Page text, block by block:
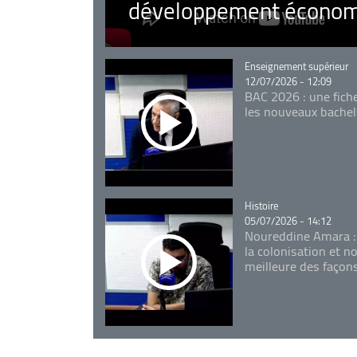
développement
Catégorie
Enseignement supérieur
12/07/2026 - 12:09
BAC 2026 : une
les nouveaux
Catégorie
Histoire
05/07/2026 - 14:12
Noureddine Amara
la colonisation et
meilleure des